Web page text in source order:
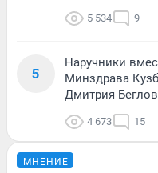
5 534 9
5
Наручники
Минздрава
Дмитрия
4 673 15
МНЕНИЕ